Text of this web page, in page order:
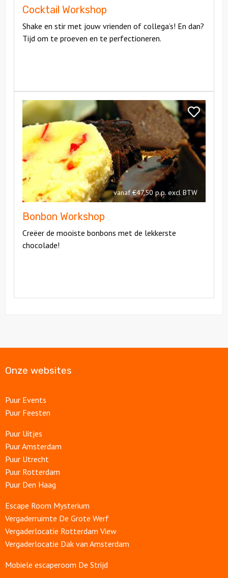
Cocktail Workshop
Shake en stir met jouw vrienden of collega’s! En dan?
Tijd om te proeven en te perfectioneren.
Bekijk
Bonbon
Workshop
vanaf €47,50 p.p. excl BTW
Bonbon Workshop
Creëer de mooiste bonbons met de lekkerste
chocolade!
Bekijk
Bonbon
Workshop
Onze websites
Puur Events
Puur Feesten
Puur Uitjes
Puur Amsterdam
Puur Utrecht
Puur Rotterdam
Puur Den Haag
Escape Room Mysterium
Vergaderruimte De Grote Werf
Vergaderlocatie Rotterdam View
Vergaderlocatie Dak van Amsterdam
Mobiele escaperoom De Strijd